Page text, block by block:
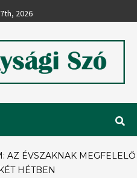
2026
AZ ÉVSZAKNAK MEGFELELŐ
HÉTBEN